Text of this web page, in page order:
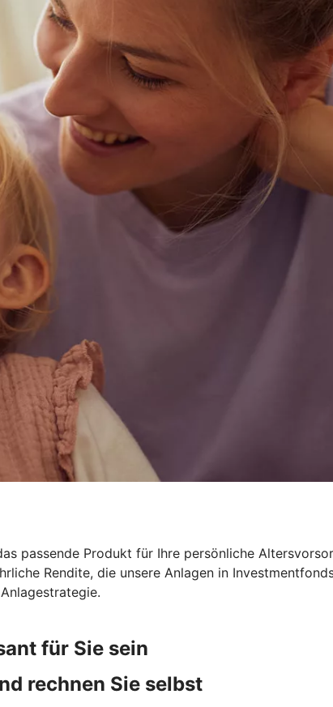
passende Produkt für Ihre persönliche
Rendite, die unsere Anlagen in
für Sie sein
rechnen Sie selbst